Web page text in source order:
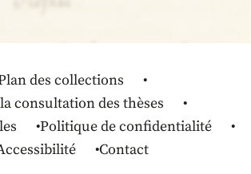
des collections
consultation des thèses
Politique de confidentialité
Contact